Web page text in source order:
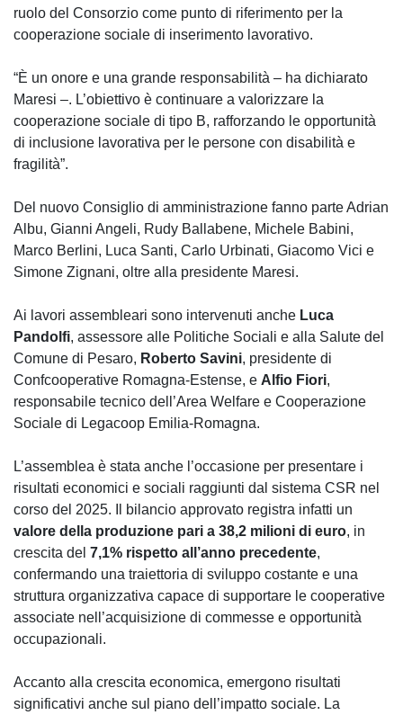
ruolo del Consorzio come punto di riferimento per la
cooperazione sociale di inserimento lavorativo.
“È un onore e una grande responsabilità – ha dichiarato
Maresi –. L’obiettivo è continuare a valorizzare la
cooperazione sociale di tipo B, rafforzando le opportunità
di inclusione lavorativa per le persone con disabilità e
fragilità”.
Del nuovo Consiglio di amministrazione fanno parte Adrian
Albu, Gianni Angeli, Rudy Ballabene, Michele Babini,
Marco Berlini, Luca Santi, Carlo Urbinati, Giacomo Vici e
Simone Zignani, oltre alla presidente Maresi.
Ai lavori assembleari sono intervenuti anche Luca
Pandolfi, assessore alle Politiche Sociali e alla Salute del
Comune di Pesaro, Roberto Savini, presidente di
Confcooperative Romagna-Estense, e Alfio Fiori,
responsabile tecnico dell’Area Welfare e Cooperazione
Sociale di Legacoop Emilia-Romagna.
L’assemblea è stata anche l’occasione per presentare i
risultati economici e sociali raggiunti dal sistema CSR nel
corso del 2025. Il bilancio approvato registra infatti un
valore della produzione pari a 38,2 milioni di euro, in
crescita del 7,1% rispetto all’anno precedente,
confermando una traiettoria di sviluppo costante e una
struttura organizzativa capace di supportare le cooperative
associate nell’acquisizione di commesse e opportunità
occupazionali.
Accanto alla crescita economica, emergono risultati
significativi anche sul piano dell’impatto sociale. La